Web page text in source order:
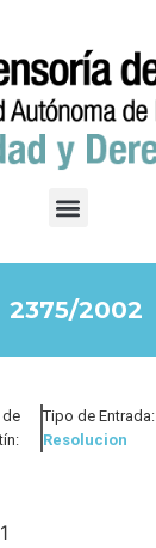
2375/2002
Tipo de Entrada:
Resolucion